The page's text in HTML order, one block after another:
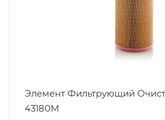
Элемент Фильтрующий
43180M